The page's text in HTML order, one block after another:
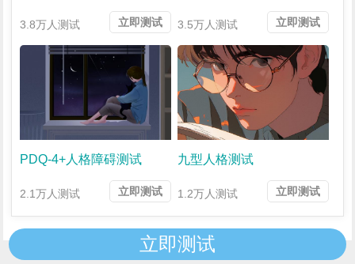
3.8万人测试 立即测试 3.5万人测试 立即测试
PDQ-4+人格障碍测试
2.1万人测试 立即测试
九型人格测试
1.2万人测试 立即测试
立即测试